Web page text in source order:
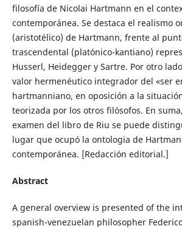
filosofía de Nicolai Hartmann en el
contemporánea. Se destaca el realismo
(aristotélico) de Hartmann, frente al
trascendental (platónico-kantiano)
Husserl, Heidegger y Sartre. Por otro
valor hermenéutico integrador del «ser
hartmanniano, en oposición a la
teorizada por los otros filósofos. En
examen del libro de Riu se puede
lugar que ocupó la ontologia de
contemporánea. [Redacción editorial.]
Abstract
A general overview is presented of the
spanish-venezuelan philosopher